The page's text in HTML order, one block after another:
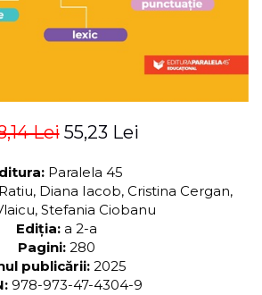
Lei 55,23 Lei
Paralela 45
Diana Iacob, Cristina Cergan,
Stefania Ciobanu
Ediția: a 2-a
Pagini: 280
publicării: 2025
978-973-47-4304-9